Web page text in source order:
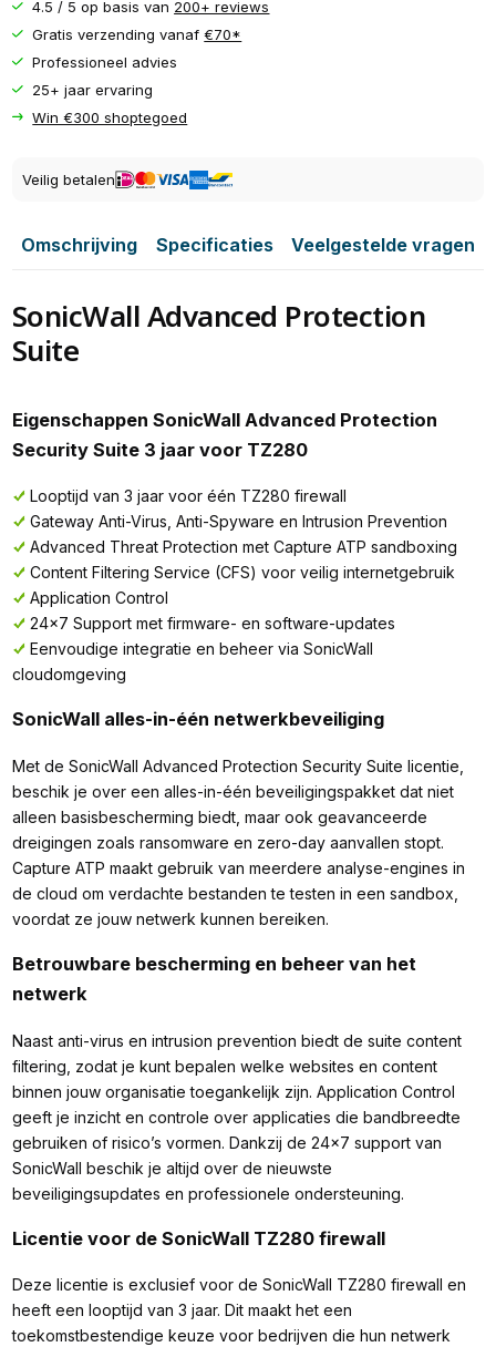
4.5 / 5 op basis van 200+ reviews
Gratis verzending vanaf€70*
Professioneel advies
25+ jaar ervaring
Win €300 shoptegoed
Veilig betalen
Omschrijving Specificaties Veelgestelde vragen
SonicWall Advanced Protection
Suite
Eigenschappen SonicWall Advanced Protection
Security Suite 3 jaar voor TZ280
Looptijd van 3 jaar voor één TZ280 firewall
Gateway Anti-Virus, Anti-Spyware en Intrusion Prevention
Advanced Threat Protection met Capture ATP sandboxing
Content Filtering Service (CFS) voor veilig internetgebruik
Application Control
24x7 Support met firmware- en software-updates
Eenvoudige integratie en beheer via SonicWall
cloudomgeving
SonicWall alles-in-één netwerkbeveiliging
Met de SonicWall Advanced Protection Security Suite licentie,
beschik je over een alles-in-één beveiligingspakket dat niet
alleen basisbescherming biedt, maar ook geavanceerde
dreigingen zoals ransomware en zero-day aanvallen stopt.
Capture ATP maakt gebruik van meerdere analyse-engines in
de cloud om verdachte bestanden te testen in een sandbox,
voordat ze jouw netwerk kunnen bereiken.
Betrouwbare bescherming en beheer van het
netwerk
Naast anti-virus en intrusion prevention biedt de suite content
filtering, zodat je kunt bepalen welke websites en content
binnen jouw organisatie toegankelijk zijn. Application Control
geeft je inzicht en controle over applicaties die bandbreedte
gebruiken of risico’s vormen. Dankzij de 24x7 support van
SonicWall beschik je altijd over de nieuwste
beveiligingsupdates en professionele ondersteuning.
Licentie voor de SonicWall TZ280 firewall
Deze licentie is exclusief voor de SonicWall TZ280 firewall en
heeft een looptijd van 3 jaar. Dit maakt het een
toekomstbestendige keuze voor bedrijven die hun netwerk